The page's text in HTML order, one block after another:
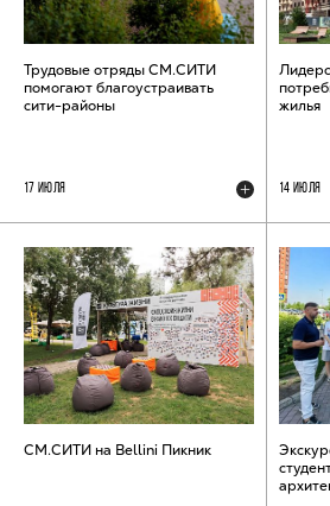
Трудовые отряды СМ.СИТИ
помогают благоустраивать
сити-районы
17 ИЮЛЯ
жилья
14 ИЮЛЯ
СМ.СИТИ на Bellini Пикник